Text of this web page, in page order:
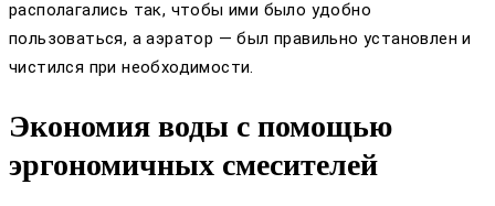
располагались так, чтобы ими было удобно
пользоваться, а аэратор — был правильно установлен и
чистился при необходимости.
Экономия воды с помощью
эргономичных смесителей